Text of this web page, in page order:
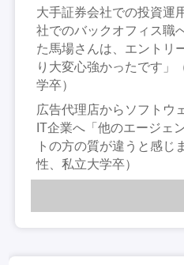
大手証券会社での投資運
社でのバックオフィス職
た馬場さんは、エントリ
り大変心強かったです」
学卒）
広告代理店からソフトウ
IT企業へ「他のエージェ
トの方の質が違うと感じ
性、私立大学卒）